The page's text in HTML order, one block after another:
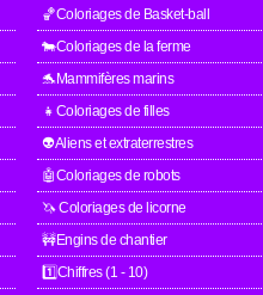
🏀Coloriages de Basket-ball
🐄Coloriages de la ferme
🐬Mammifères marins
👧Coloriages de filles
👽Aliens et extraterrestres
🤖Coloriages de robots
🦄 Coloriages de licorne
🚧Engins de chantier
1️⃣Chiffres (1 - 10)